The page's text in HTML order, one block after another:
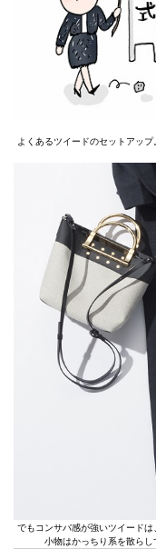
よくあるツイードのセットアッ
でもコンサバ感が強いツイード
小物はかっちり系を散らし